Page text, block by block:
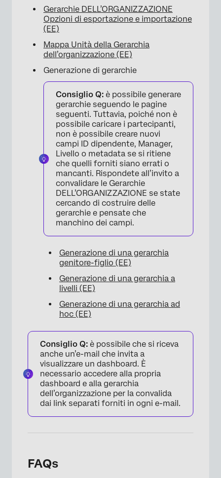
Gerarchie DELL’ORGANIZZAZIONE
Opzioni di esportazione e importazione
(EE)
Mappa Unità della Gerarchia
dell’organizzazione (EE)
Generazione di gerarchie
Consiglio Q: è possibile generare
gerarchie seguendo le pagine
seguenti. Tuttavia, poiché non è
possibile caricare i partecipanti,
non è possibile creare nuovi
campi ID dipendente, Manager,
Livello o metadata se si ritiene
che quelli forniti siano errati o
mancanti. Rispondete all’invito a
convalidare le Gerarchie
DELL’ORGANIZZAZIONE se state
cercando di costruire delle
gerarchie e pensate che
manchino dei campi.
Generazione di una gerarchia
genitore-figlio (EE)
Generazione di una gerarchia a
livelli (EE)
Generazione di una gerarchia ad
hoc (EE)
Consiglio Q: è possibile che si riceva
anche un’e-mail che invita a
visualizzare un dashboard. È
necessario accedere alla propria
dashboard e alla gerarchia
dell’organizzazione per la convalida
dai link separati forniti in ogni e-mail.
FAQs